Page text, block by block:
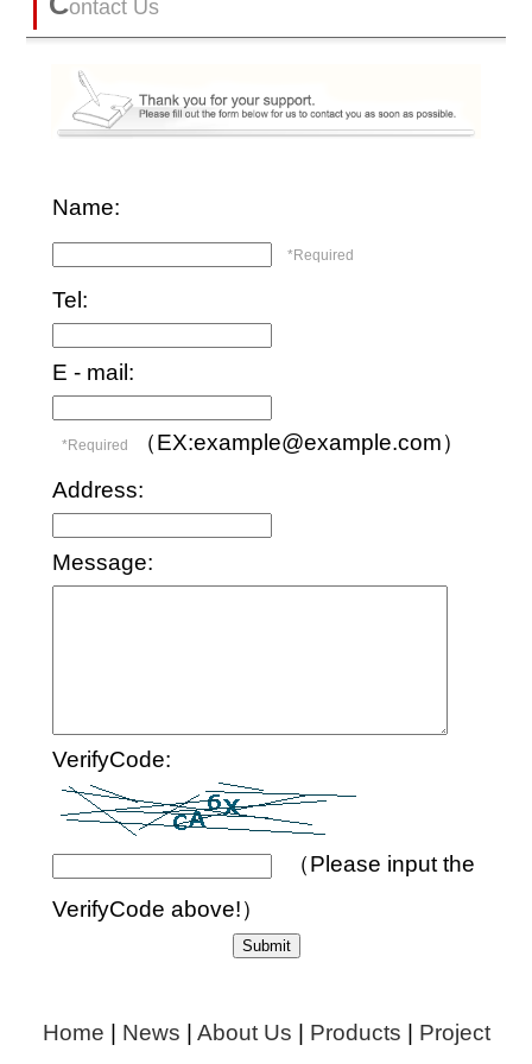
ontact Us
Name:
*Required
Tel :
E - mail :
*Required
（EX:example@example.com）
Address:
Message:
VerifyCode:
（Please input the
VerifyCode above!）
Home | News | About Us | Products | Project